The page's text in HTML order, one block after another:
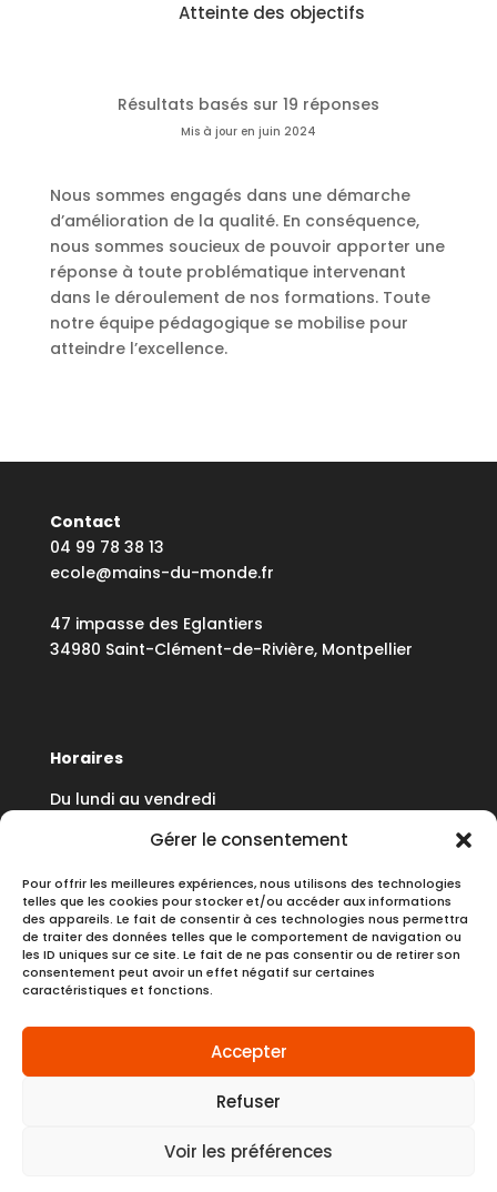
Gérer le consentement
Pour offrir les meilleures expériences, nous utilisons des technologies
telles que les cookies pour stocker et/ou accéder aux informations
des appareils. Le fait de consentir à ces technologies nous permettra
de traiter des données telles que le comportement de navigation ou
les ID uniques sur ce site. Le fait de ne pas consentir ou de retirer son
consentement peut avoir un effet négatif sur certaines
caractéristiques et fonctions.
Accepter
Refuser
Voir les préférences
Atteinte des objectifs
Résultats basés sur 19 réponses
Mis à jour en juin 2024
Nous sommes engagés dans une démarche
d’amélioration de la qualité. En conséquence,
nous sommes soucieux de pouvoir apporter une
réponse à toute problématique intervenant
dans le déroulement de nos formations. Toute
notre équipe pédagogique se mobilise pour
atteindre l’excellence.
Contact
04 99 78 38 13
ecole@mains-du-monde.fr
47 impasse des Eglantiers
34980 Saint-Clément-de-Rivière, Montpellier
Horaires
Du lundi au vendredi
Dernière mise à jour :07/05/2026
Espace stagiaire
Mentions légales
Politique des cookies
Collecte des données
CGV